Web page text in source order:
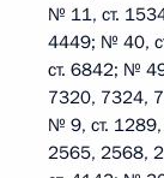
№ 11, ст.
4449; № 40,
ст. 6842; №
7320, 7324,
№ 9, ст.
2565, 2568,